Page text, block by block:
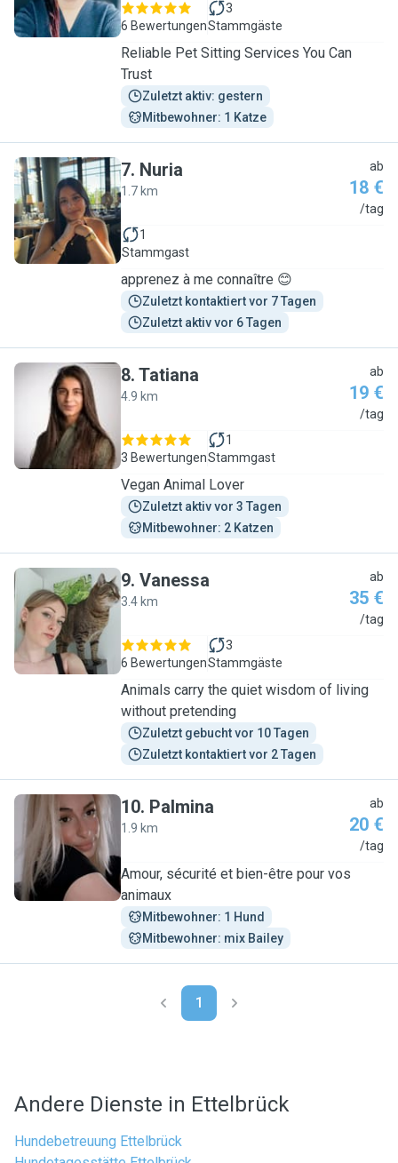
6 Bewertungen
3
Stammgäste
Reliable Pet Sitting Services You Can
Trust
Zuletzt aktiv: gestern
Mitbewohner: 1 Katze
N
7. Nuria
1.7 km
ab
18 €
/tag
1
Stammgast
apprenez à me connaître 😊
Zuletzt kontaktiert vor 7 Tagen
Zuletzt aktiv vor 6 Tagen
T
8. Tatiana
4.9 km
ab
19 €
/tag
3 Bewertungen
1
Stammgast
Vegan Animal Lover
Zuletzt aktiv vor 3 Tagen
Mitbewohner: 2 Katzen
V
9. Vanessa
3.4 km
ab
35 €
/tag
6 Bewertungen
3
Stammgäste
Animals carry the quiet wisdom of living
without pretending
Zuletzt gebucht vor 10 Tagen
Zuletzt kontaktiert vor 2 Tagen
P
10. Palmina
1.9 km
ab
20 €
/tag
Amour, sécurité et bien-être pour vos
animaux
Mitbewohner: 1 Hund
Mitbewohner: mix Bailey
1
Andere Dienste in Ettelbrück
Hundebetreuung Ettelbrück